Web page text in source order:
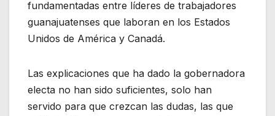
fundamentadas entre líderes de trabajadores
guanajuatenses que laboran en los Estados
Unidos de América y Canadá.
Las explicaciones que ha dado la gobernadora
electa no han sido suficientes, solo han
servido para que crezcan las dudas, las que